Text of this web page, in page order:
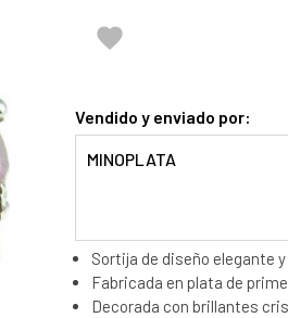

Vendido y enviado por:
MINOPLATA
Sortija de diseño elegante
Fabricada en plata de
Decorada con brillantes